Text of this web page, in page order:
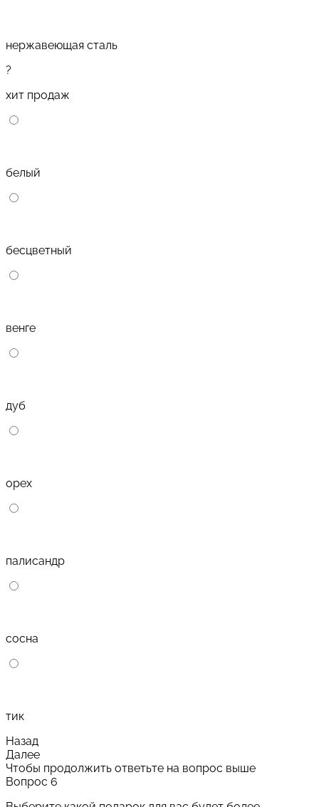
нержавеющая сталь
?
хит продаж
белый
бесцветный
венге
дуб
орех
палисандр
сосна
тик
Назад
Далее
Чтобы продолжить ответьте на вопрос выше
Вопрос 6